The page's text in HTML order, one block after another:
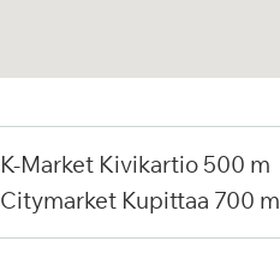
K-Market Kivikartio 500 m
Citymarket Kupittaa 700 m